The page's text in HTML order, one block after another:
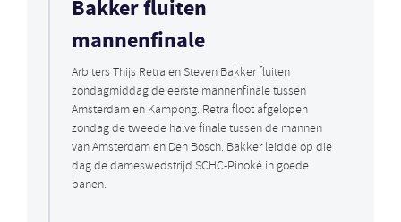
Bakker fluiten
mannenfinale
Arbiters Thijs Retra en Steven Bakker fluiten
zondagmiddag de eerste mannenfinale tussen
Amsterdam en Kampong. Retra floot afgelopen
zondag de tweede halve finale tussen de mannen
van Amsterdam en Den Bosch. Bakker leidde op die
dag de dameswedstrijd SCHC-Pinoké in goede
banen.